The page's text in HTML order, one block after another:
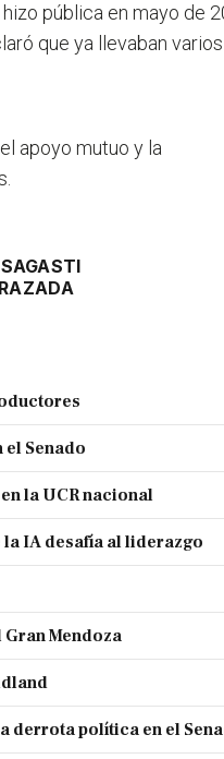
pública en mayo de
que ya llevaban varios
apoyo mutuo y la
Senado
la UCR nacional
IA desafía al liderazgo
Mendoza
derrota política en el